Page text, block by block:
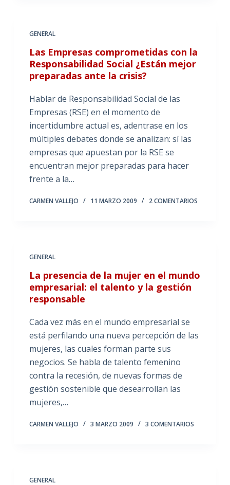
GENERAL
Las Empresas comprometidas con la
Responsabilidad Social ¿Están mejor
preparadas ante la crisis?
Hablar de Responsabilidad Social de las
Empresas (RSE) en el momento de
incertidumbre actual es, adentrase en los
múltiples debates donde se analizan: sí las
empresas que apuestan por la RSE se
encuentran mejor preparadas para hacer
frente a la…
CARMEN VALLEJO 11 MARZO 2009 2 COMENTARIOS
GENERAL
La presencia de la mujer en el mundo
empresarial: el talento y la gestión
responsable
Cada vez más en el mundo empresarial se
está perfilando una nueva percepción de las
mujeres, las cuales forman parte sus
negocios. Se habla de talento femenino
contra la recesión, de nuevas formas de
gestión sostenible que desearrollan las
mujeres,…
CARMEN VALLEJO 3 MARZO 2009 3 COMENTARIOS
GENERAL